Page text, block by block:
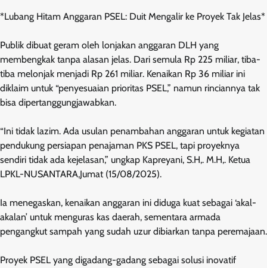
*Lubang Hitam Anggaran PSEL: Duit Mengalir ke Proyek Tak Jelas*
Publik dibuat geram oleh lonjakan anggaran DLH yang
membengkak tanpa alasan jelas. Dari semula Rp 225 miliar, tiba-
tiba melonjak menjadi Rp 261 miliar. Kenaikan Rp 36 miliar ini
diklaim untuk “penyesuaian prioritas PSEL,” namun rinciannya tak
bisa dipertanggungjawabkan.
“Ini tidak lazim. Ada usulan penambahan anggaran untuk kegiatan
pendukung persiapan penajaman PKS PSEL, tapi proyeknya
sendiri tidak ada kejelasan,” ungkap Kapreyani, S.H,. M.H,. Ketua
LPKL-NUSANTARA,Jumat (15/08/2025).
Ia menegaskan, kenaikan anggaran ini diduga kuat sebagai ‘akal-
akalan’ untuk menguras kas daerah, sementara armada
pengangkut sampah yang sudah uzur dibiarkan tanpa peremajaan.
Proyek PSEL yang digadang-gadang sebagai solusi inovatif